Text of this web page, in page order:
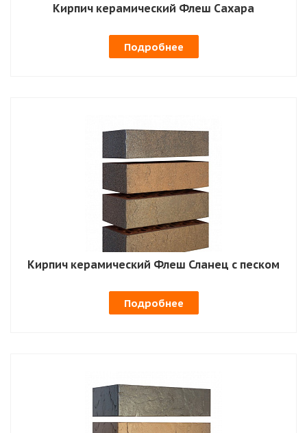
Кирпич керамический Флеш Сахара
Подробнее
Кирпич керамический Флеш Сланец с песком
Подробнее